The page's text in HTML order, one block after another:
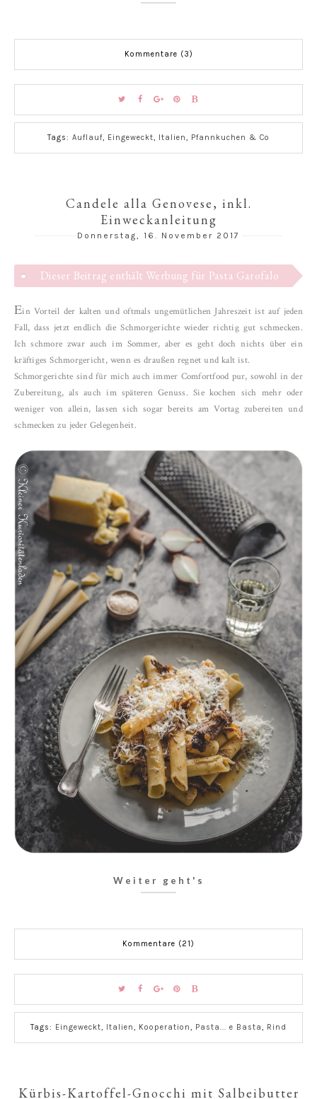
Kommentare (3)
Tags: Auflauf, Eingeweckt, Italien, Pfannkuchen & Co
Candele alla Genovese, inkl.
Einweckanleitung
Donnerstag, 16. November 2017
Dieser Beitrag enthält Werbung für Pasta Garofalo
Ein Vorteil der kalten und oftmals ungemütlichen Jahreszeit ist auf jeden
Fall, dass jetzt endlich die Schmorgerichte wieder richtig gut schmecken.
Ich schmore zwar auch im Sommer, aber es geht doch nichts über ein
kräftiges Schmorgericht, wenn es draußen regnet und kalt ist.
Schmorgerichte sind für mich auch immer Comfortfood pur, sowohl in der
Zubereitung, als auch im späteren Genuss. Sie kochen sich mehr oder
weniger von allein, lassen sich sogar bereits am Vortag zubereiten und
schmecken zu jeder Gelegenheit.
Weiter geht's
Kommentare (21)
Tags: Eingeweckt, Italien, Kooperation, Pasta... e Basta, Rind
Kürbis-Kartoffel-Gnocchi mit Salbeibutter